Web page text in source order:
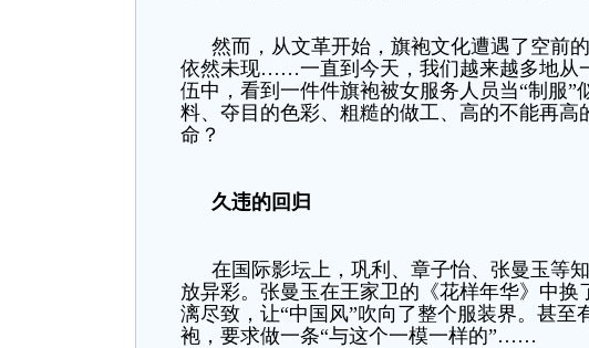
然而，从文革开始，旗袍文化遭遇了空前
依然未现……一直到今天，我们越来越多地从
伍中，看到一件件旗袍被女服务人员当“制服
料、夺目的色彩、粗糙的做工、高的不能再高
命？
久违的回归
在国际影坛上，巩利、章子怡、张曼玉等
放异彩。张曼玉在王家卫的《花样年华》中换
漓尽致，让“中国风”吹向了整个服装界。甚
袍，要求做一条“与这个一模一样的”……